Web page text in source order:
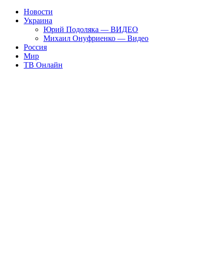
Новости
Украина
Юрий Подоляка — ВИДЕО
Михаил Онуфриенко — Видео
Россия
Мир
ТВ Онлайн